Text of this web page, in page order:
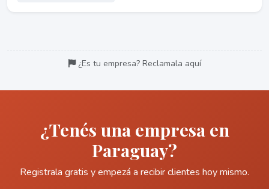
¿Es tu empresa? Reclamala aquí
¿Tenés una empresa en
Paraguay?
Registrala gratis y empezá a recibir clientes hoy mismo.